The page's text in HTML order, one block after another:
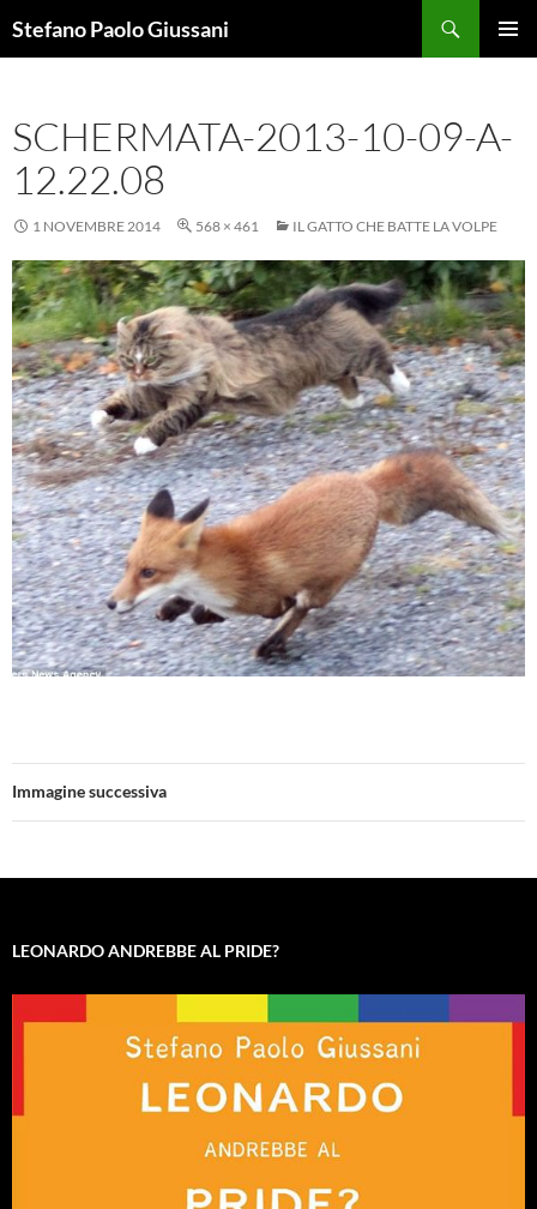
alStefano Paolo Giussani
SCHERMATA-2013-10-09-A-
12.22.08
1 NOVEMBRE 2014 568 × 461 IL GATTO CHE BATTE LA VOLPE
Immagine successiva
LEONARDO ANDREBBE AL PRIDE?